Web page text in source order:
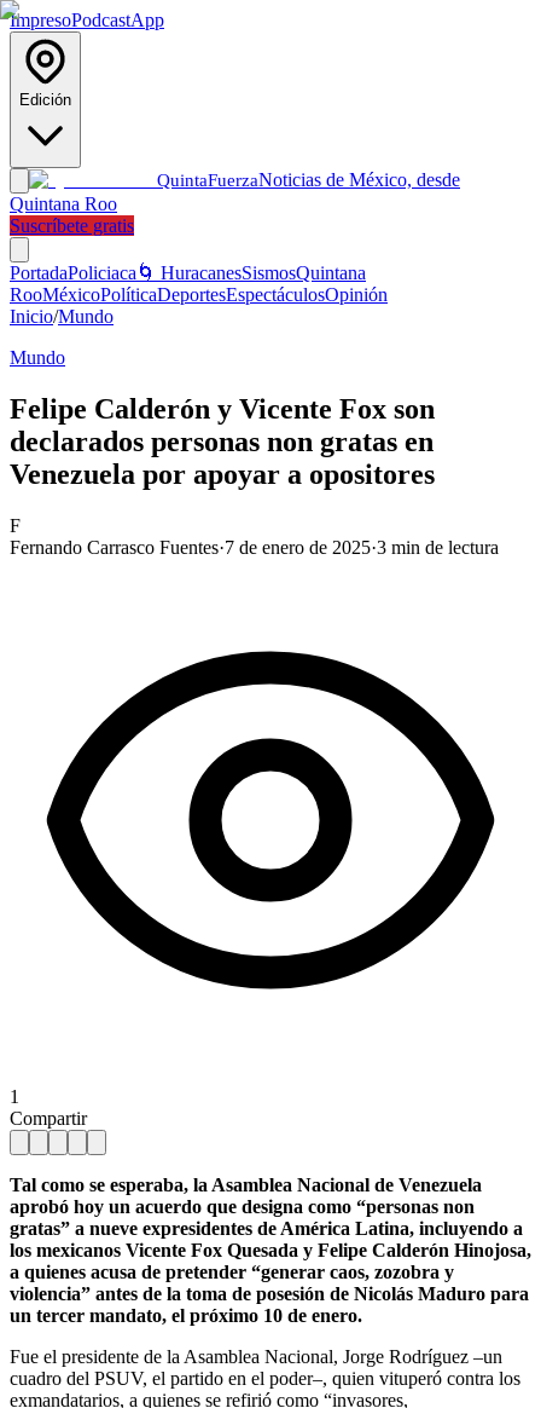
ImpresoPodcastApp
Edición
QuintaFuerzaNoticias de México, desde
Quintana Roo
Suscríbete gratis
PortadaPoliciaca 🌀 HuracanesSismosQuintana
RooMéxicoPolíticaDeportesEspectáculosOpinión
Inicio/Mundo
Mundo
Felipe Calderón y Vicente Fox son
declarados personas non gratas en
Venezuela por apoyar a opositores
F
Fernando Carrasco Fuentes·7 de enero de 2025·3 min de lectura
1
Compartir
Tal como se esperaba, la Asamblea Nacional de Venezuela
aprobó hoy un acuerdo que designa como “personas non
gratas” a nueve expresidentes de América Latina, incluyendo a
los mexicanos Vicente Fox Quesada y Felipe Calderón Hinojosa,
a quienes acusa de pretender “generar caos, zozobra y
violencia” antes de la toma de posesión de Nicolás Maduro para
un tercer mandato, el próximo 10 de enero.
Fue el presidente de la Asamblea Nacional, Jorge Rodríguez –un
cuadro del PSUV, el partido en el poder–, quien vituperó contra los
exmandatarios, a quienes se refirió como “invasores,